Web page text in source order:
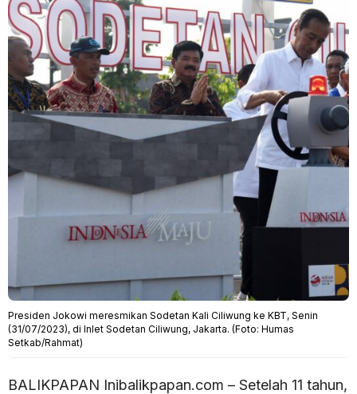
Presiden Jokowi meresmikan Sodetan Kali Ciliwung ke KBT, Senin
(31/07/2023), di Inlet Sodetan Ciliwung, Jakarta. (Foto: Humas
Setkab/Rahmat)
BALIKPAPAN Inibalikpapan.com – Setelah 11 tahun,